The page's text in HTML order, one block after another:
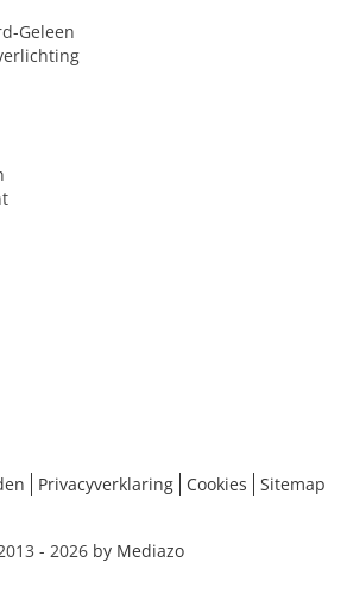
Geleen
Privacyverklaring Cookies
Sitemap
- 2026 by Mediazo